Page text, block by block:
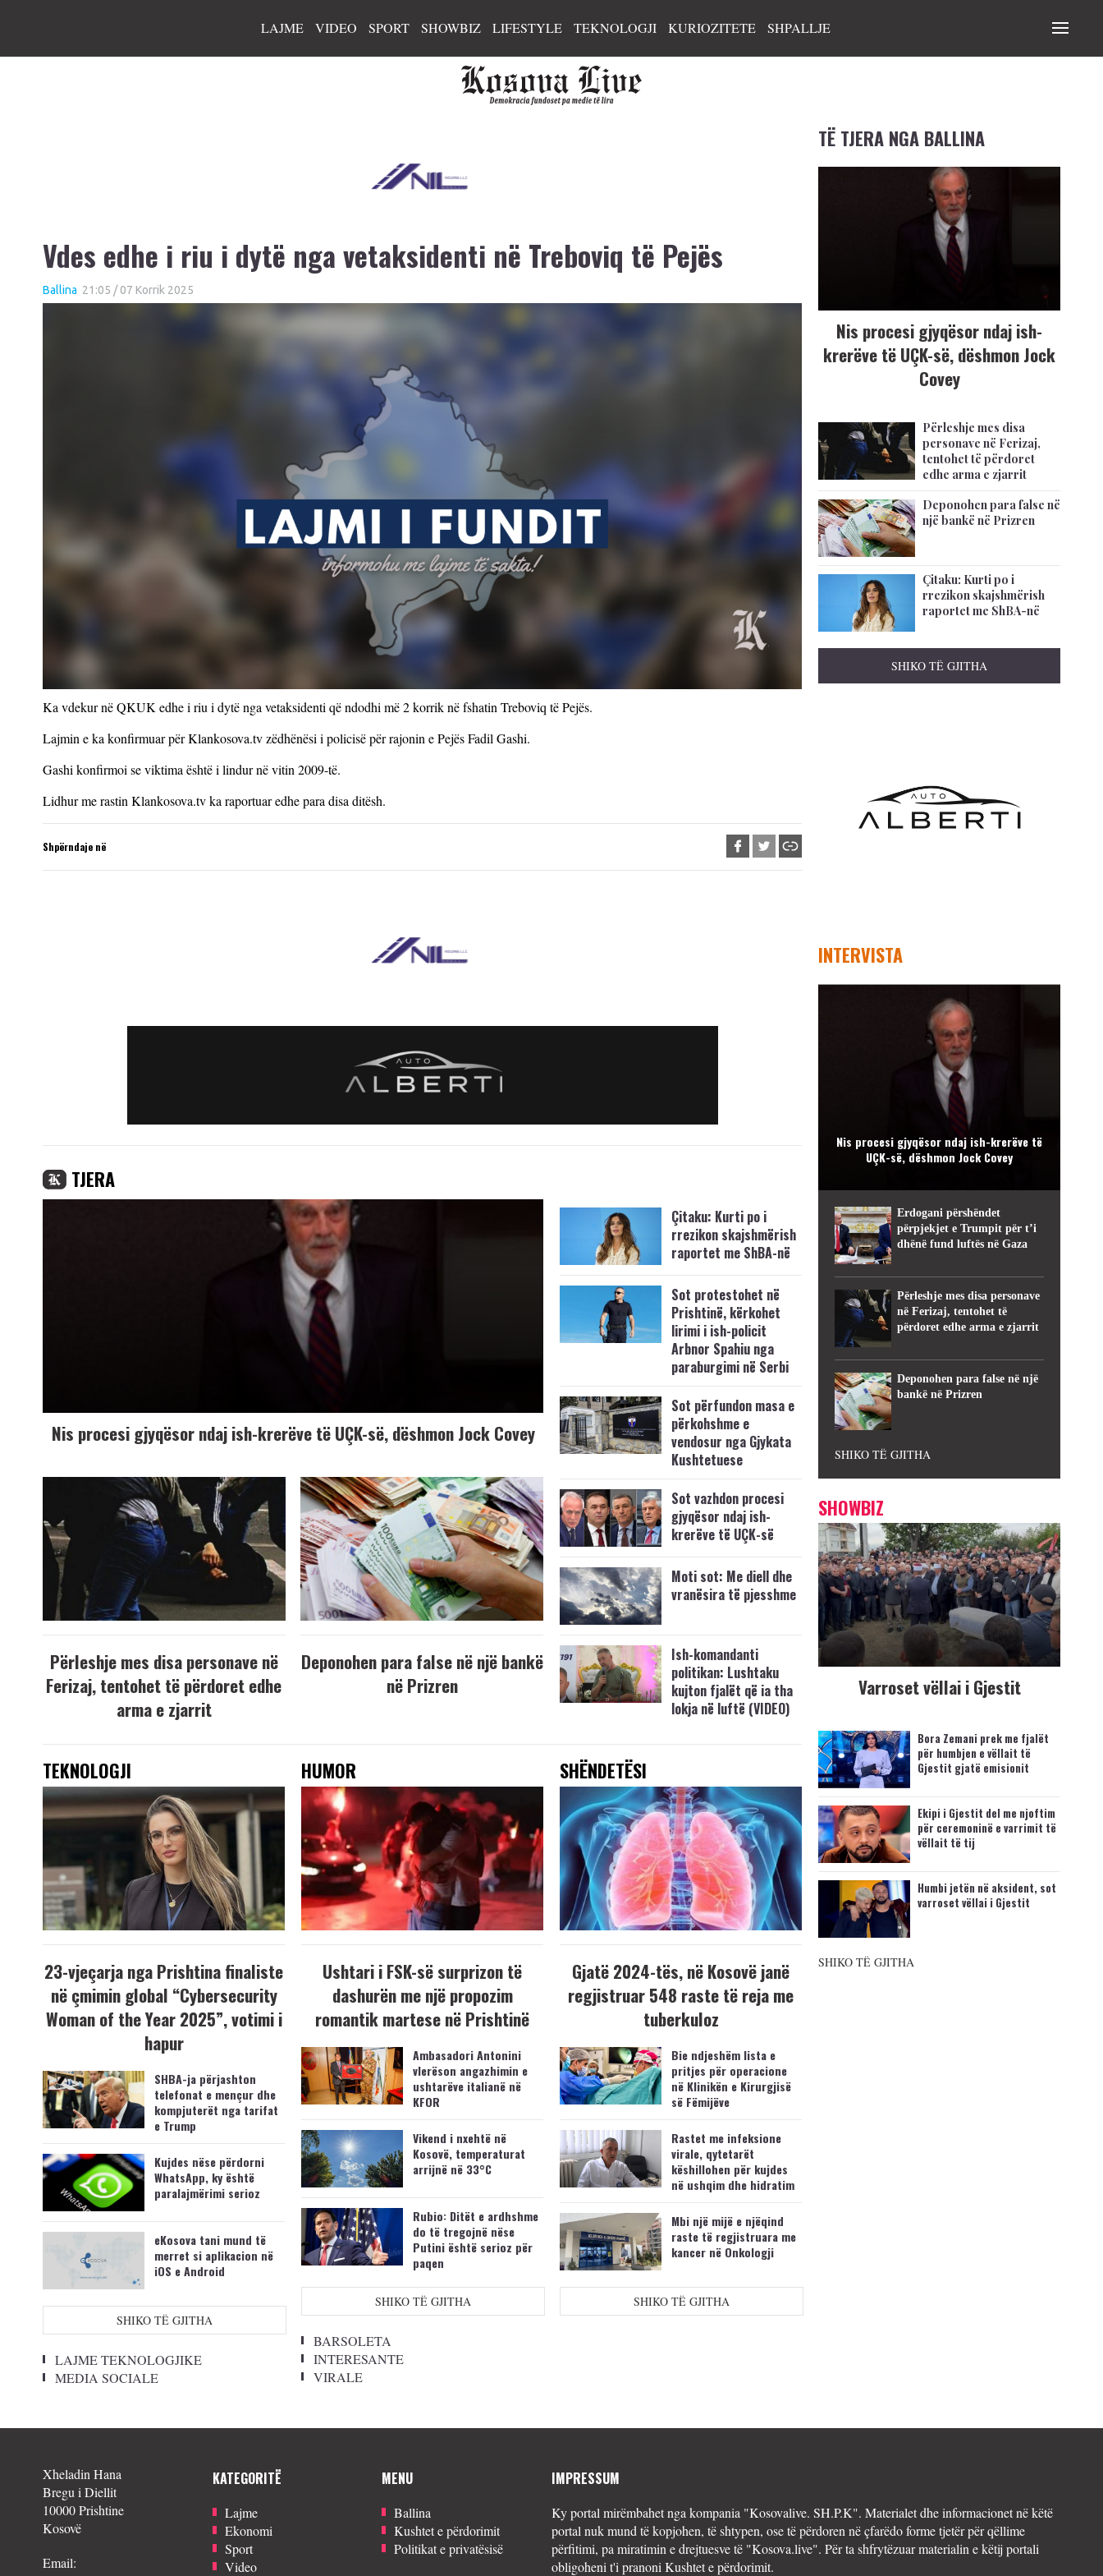
LAJME VIDEO SPORT SHOWBIZ LIFESTYLE TEKNOLOGJI KURIOZITETE SHPALLJE
Vdes edhe i riu i dytë nga vetaksidenti në Treboviq të Pejës
Ballina 21:05 / 07 Korrik 2025
Ka vdekur në QKUK edhe i riu i dytë nga vetaksidenti që ndodhi më 2 korrik në fshatin Treboviq të Pejës.
Lajmin e ka konfirmuar për Klankosova.tv zëdhënësi i policisë për rajonin e Pejës Fadil Gashi.
Gashi konfirmoi se viktima është i lindur në vitin 2009-të.
Lidhur me rastin Klankosova.tv ka raportuar edhe para disa ditësh.
Shpërndaje në
TJERA
Nis procesi gjyqësor ndaj ish-krerëve të UÇK-së, dëshmon Jock Covey
Përleshje mes disa personave në
Ferizaj, tentohet të përdoret edhe
arma e zjarrit
Deponohen para false në një bankë
në Prizren
Çitaku: Kurti po i
rrezikon skajshmërish
raportet me ShBA-në
Sot protestohet në
Prishtinë, kërkohet
lirimi i ish-policit
Arbnor Spahiu nga
paraburgimi në Serbi
Sot përfundon masa e
përkohshme e
vendosur nga Gjykata
Kushtetuese
Sot vazhdon procesi
gjyqësor ndaj ish-
krerëve të UÇK-së
Moti sot: Me diell dhe
vranësira të pjesshme
Ish-komandanti
politikan: Lushtaku
kujton fjalët që ia tha
lokja në luftë (VIDEO)
TEKNOLOGJI
23-vjeçarja nga Prishtina finaliste
në çmimin global “Cybersecurity
Woman of the Year 2025”, votimi i
hapur
SHBA-ja përjashton
telefonat e mençur dhe
kompjuterët nga tarifat
e Trump
Kujdes nëse përdorni
WhatsApp, ky është
paralajmërimi serioz
eKosova tani mund të
merret si aplikacion në
iOS e Android
SHIKO TË GJITHA
LAJME TEKNOLOGJIKE
MEDIA SOCIALE
HUMOR
Ushtari i FSK-së surprizon të
dashurën me një propozim
romantik martese në Prishtinë
Ambasadori Antonini
vlerëson angazhimin e
ushtarëve italianë në
KFOR
Vikend i nxehtë në
Kosovë, temperaturat
arrijnë në 33°C
Rubio: Ditët e ardhshme
do të tregojnë nëse
Putini është serioz për
paqen
SHIKO TË GJITHA
BARSOLETA
INTERESANTE
VIRALE
SHËNDETËSI
Gjatë 2024-tës, në Kosovë janë
regjistruar 548 raste të reja me
tuberkuloz
Bie ndjeshëm lista e
pritjes për operacione
në Klinikën e Kirurgjisë
së Fëmijëve
Rastet me infeksione
virale, qytetarët
këshillohen për kujdes
në ushqim dhe hidratim
Mbi një mijë e njëqind
raste të regjistruara me
kancer në Onkologji
SHIKO TË GJITHA
TË TJERA NGA BALLINA
Nis procesi gjyqësor ndaj ish-
krerëve të UÇK-së, dëshmon Jock
Covey
Përleshje mes disa
personave në Ferizaj,
tentohet të përdoret
edhe arma e zjarrit
Deponohen para false në
një bankë në Prizren
Çitaku: Kurti po i
rrezikon skajshmërish
raportet me ShBA-në
SHIKO TË GJITHA
INTERVISTA
Nis procesi gjyqësor ndaj ish-krerëve të
UÇK-së, dëshmon Jock Covey
Erdogani përshëndet
përpjekjet e Trumpit për t’i
dhënë fund luftës në Gaza
Përleshje mes disa personave
në Ferizaj, tentohet të
përdoret edhe arma e zjarrit
Deponohen para false në një
bankë në Prizren
SHIKO TË GJITHA
SHOWBIZ
Varroset vëllai i Gjestit
Bora Zemani prek me fjalët
për humbjen e vëllait të
Gjestit gjatë emisionit
Ekipi i Gjestit del me njoftim
për ceremoninë e varrimit të
vëllait të tij
Humbi jetën në aksident, sot
varroset vëllai i Gjestit
SHIKO TË GJITHA
Xheladin Hana
Bregu i Diellit
10000 Prishtine
Kosovë
Email:
KATEGORITË
Lajme
Ekonomi
Sport
Video
MENU
Ballina
Kushtet e përdorimit
Politikat e privatësisë
IMPRESSUM
Ky portal mirëmbahet nga kompania "Kosovalive. SH.P.K". Materialet dhe informacionet në këtë
portal nuk mund të kopjohen, të shtypen, ose të përdoren në çfarëdo forme tjetër për qëllime
përfitimi, pa miratimin e drejtuesve të "Kosova.live". Për ta shfrytëzuar materialin e këtij portali
obligoheni t'i pranoni Kushtet e përdorimit.